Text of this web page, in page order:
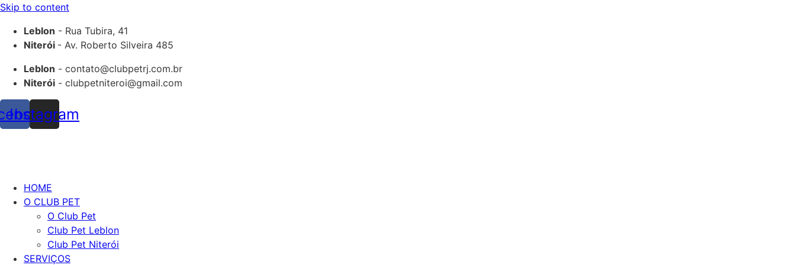
Skip to content
Leblon - Rua Tubira, 41
Niterói - Av. Roberto Silveira 485
Leblon - contato@clubpetrj.com.br
Niterói - clubpetniteroi@gmail.com
Instagram
HOME
O CLUB PET
O Club Pet
Club Pet Leblon
Club Pet Niterói
SERVIÇOS